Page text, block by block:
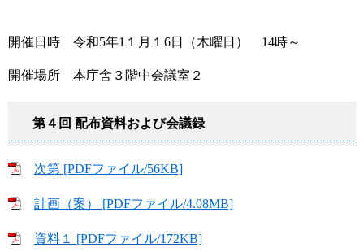
開催日時 令和5年1１月１6日（木曜日） 14時～
開催場所 本庁舎３階中会議室２
第４回 配布資料および会議録
次第 [PDFファイル/56KB]
計画（案） [PDFファイル/4.08MB]
資料１ [PDFファイル/172KB]